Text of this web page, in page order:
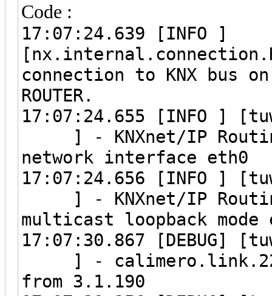
Code :
17:07:24.639 [INFO ]
connection to KNX bus
ROUTER.
17:07:24.655
] - KNXnet/IP
network interface eth0
17:07:24.656
] - KNXnet/IP
multicast loopback mode
17:07:30.867
] -
from 3.1.190